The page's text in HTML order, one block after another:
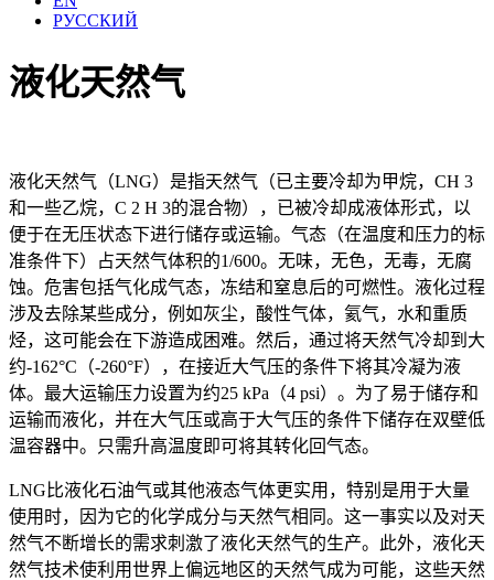
РУССКИЙ
液化天然气
液化天然气（LNG）是指天然气（已主要冷却为甲烷，CH 3
和一些乙烷，C 2 H 3的混合物），已被冷却成液体形式，以
便于在无压状态下进行储存或运输。气态（在温度和压力的标
准条件下）占天然气体积的1/600。无味，无色，无毒，无腐
蚀。危害包括气化成气态，冻结和窒息后的可燃性。液化过程
涉及去除某些成分，例如灰尘，酸性气体，氦气，水和重质
烃，这可能会在下游造成困难。然后，通过将天然气冷却到大
约-162°C（-260°F），在接近大气压的条件下将其冷凝为液
体。最大运输压力设置为约25 kPa（4 psi）。为了易于储存和
运输而液化，并在大气压或高于大气压的条件下储存在双壁低
温容器中。只需升高温度即可将其转化回气态。
LNG比液化石油气或其他液态气体更实用，特别是用于大量
使用时，因为它的化学成分与天然气相同。这一事实以及对天
然气不断增长的需求刺激了液化天然气的生产。此外，液化天
然气技术使利用世界上偏远地区的天然气成为可能，这些天然